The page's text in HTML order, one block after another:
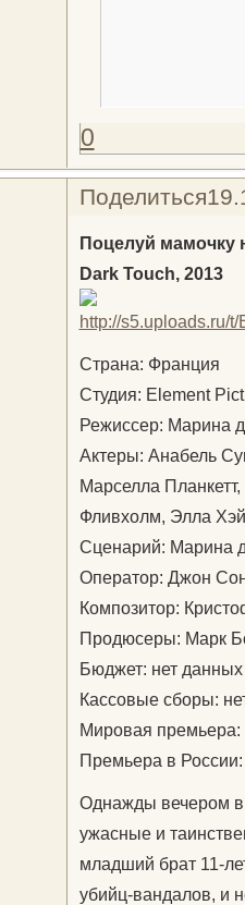
0
Поделиться
Поцелуй мамочку
Dark Touch, 2013
Страна: Франция
Студия: Element
Режиссер: Марина
Актеры: Анабель
Марселла
Фливхолм, Элла
Сценарий: Марина
Оператор: Джон
Композитор:
Продюсеры: Марк
Бюджет: нет данных
Кассовые сборы:
Мировая премьера:
Премьера в
Однажды вечером в
ужасные и
младший брат 11-
убийц-вандалов, и